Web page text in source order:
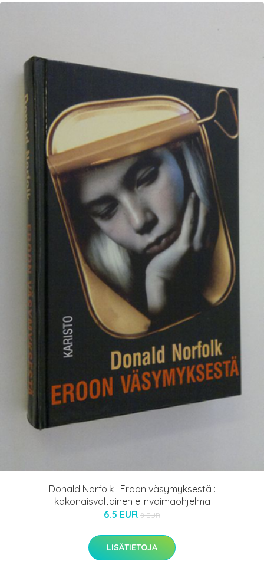
Donald Norfolk : Eroon väsymyksestä :
kokonaisvaltainen elinvoimaohjelma
6.5 EUR 8 EUR
LISÄTIETOJA